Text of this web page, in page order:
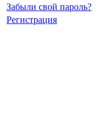
Забыли свой пароль?
Регистрация